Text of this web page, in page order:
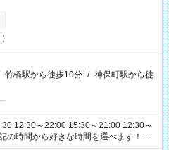
竹橋駅から徒歩10分 / 神保町駅から徒
12:30～22:00 15:30～21:00 12:30～
があります